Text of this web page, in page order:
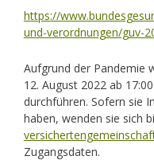
https://
und-verordnungen/guv-
Aufgrund der Pandemie
12. August 2022 ab
durchführen. Sofern sie
haben, wenden sie sich
Zugangsdaten.